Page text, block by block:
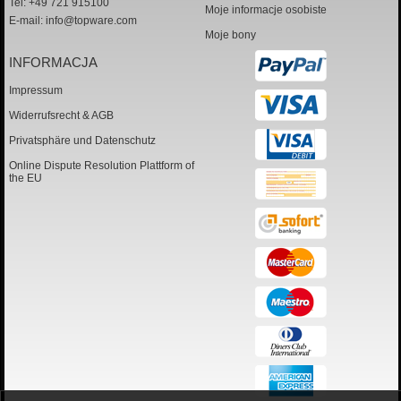
Tel: +49 721 915100
E-mail: info@topware.com
Moje informacje osobiste
Moje bony
INFORMACJA
Impressum
Widerrufsrecht & AGB
Privatsphäre und Datenschutz
Online Dispute Resolution Plattform of
the EU